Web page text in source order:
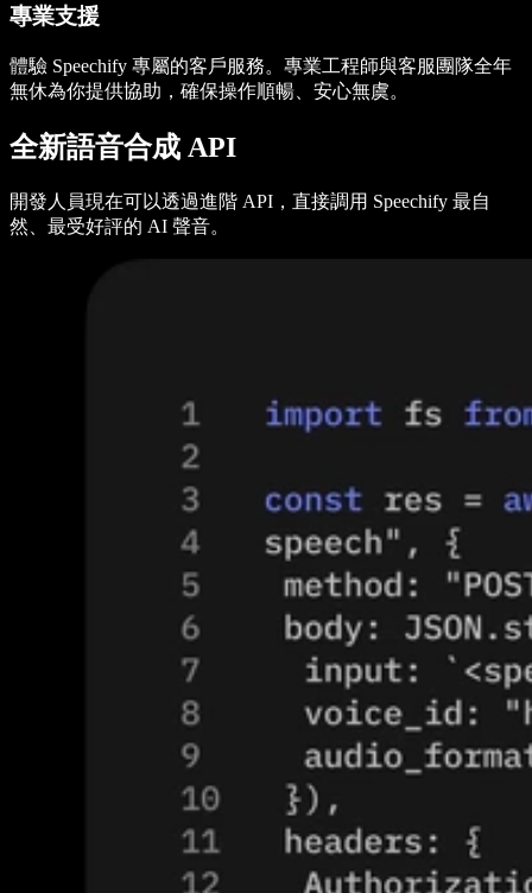
專業支援
體驗 Speechify 專屬的客戶服務。專業工程師與客服團隊全年
無休為你提供協助，確保操作順暢、安心無虞。
全新語音合成 API
開發人員現在可以透過進階 API，直接調用 Speechify 最自
然、最受好評的 AI 聲音。